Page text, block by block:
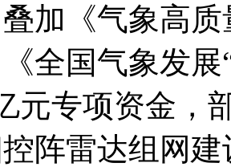
加《气象高
全国气象发
元专项资金，
阵雷达组网